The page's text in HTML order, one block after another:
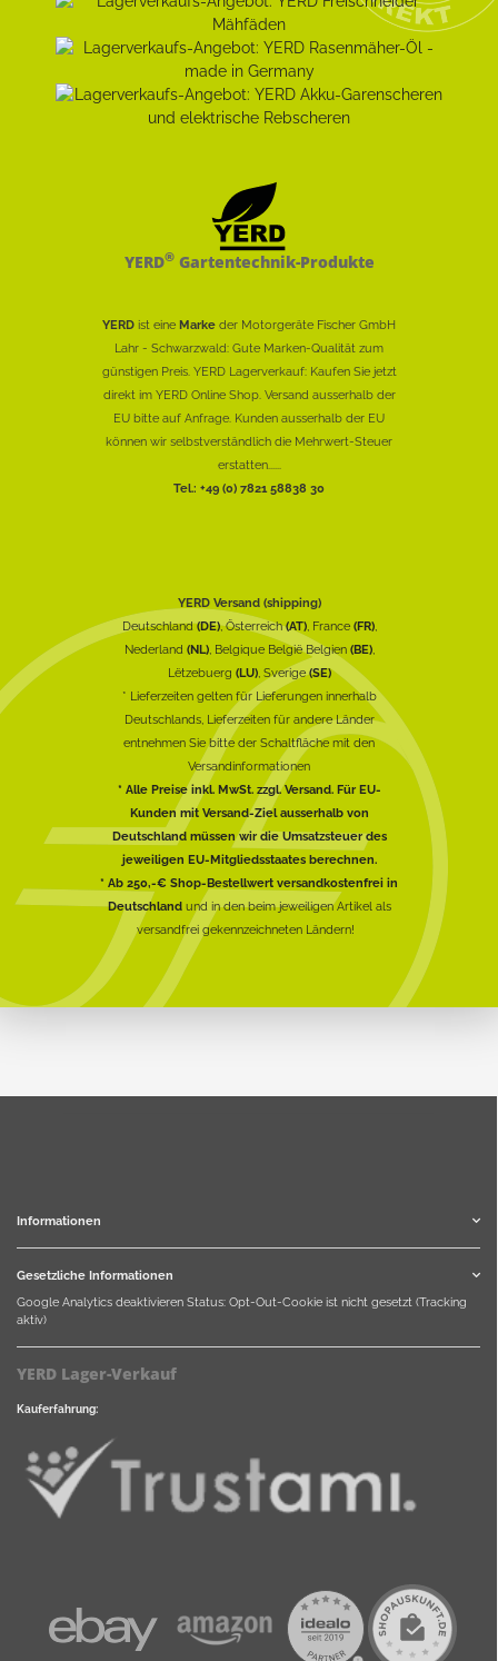
YERD®Gartentechnik-Produkte
YERD ist eine Marke der Motorgeräte Fischer GmbH
Lahr - Schwarzwald: Gute Marken-Qualität zum
günstigen Preis. YERD Lagerverkauf: Kaufen Sie jetzt
direkt im YERD Online Shop. Versand ausserhalb der
EU bitte auf Anfrage. Kunden ausserhalb der EU
können wir selbstverständlich die Mehrwert-Steuer
erstatten......
Tel.: +49 (0) 7821 58838 30
YERD Versand (shipping)
Deutschland(DE), Österreich(AT), France (FR),
Nederland (NL), Belgique België Belgien (BE),
Lëtzebuerg (LU), Sverige(SE)
* Lieferzeiten gelten für Lieferungen innerhalb
Deutschlands, Lieferzeiten für andere Länder
entnehmen Sie bitte der Schaltfläche mit den
Versandinformationen
* Alle Preise inkl. MwSt. zzgl. Versand. Für EU-
Kunden mit Versand-Ziel ausserhalb von
Deutschland müssen wir die Umsatzsteuer des
jeweiligen EU-Mitgliedsstaates berechnen.
* Ab 250,-€ Shop-Bestellwert versandkostenfrei in
Deutschlandund in den beim jeweiligen Artikel als
versandfrei gekennzeichneten Ländern!
Informationen
Gesetzliche Informationen
Google Analytics deaktivieren Status: Opt-Out-Cookie ist nicht gesetzt (Tracking
aktiv)
YERD Lager-Verkauf
Kauferfahrung: